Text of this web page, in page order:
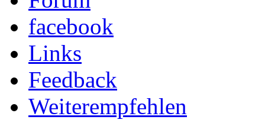
facebook
Links
Feedback
Weiterempfehlen